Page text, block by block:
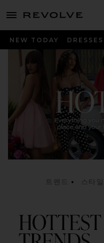
menu - shows more content
NEW TODAY DRESSES
트렌드 스타일
HOTTEST